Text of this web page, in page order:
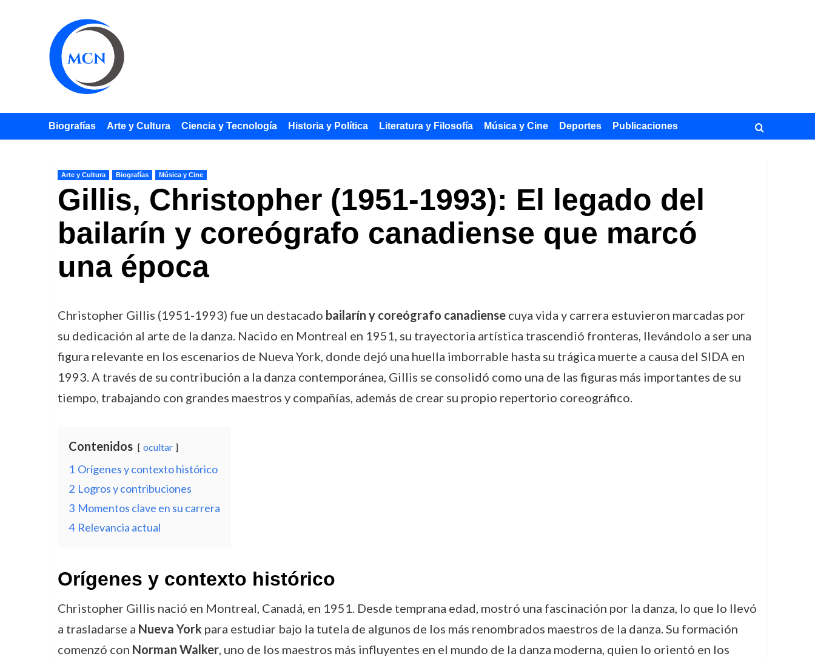
Biografías Arte y Cultura Ciencia y Tecnología Historia y Política Literatura y Filosofía Música y Cine Deportes Publicaciones
Arte y Cultura Biografías Música y Cine
Gillis, Christopher (1951-1993): El legado del
bailarín y coreógrafo canadiense que marcó
una época
Christopher Gillis (1951-1993) fue un destacado bailarín y coreógrafo canadiensecuya vida y carrera estuvieron marcadas por
su dedicación al arte de la danza. Nacido en Montreal en 1951, su trayectoria artística trascendió fronteras, llevándolo a ser una
figura relevante en los escenarios de Nueva York, donde dejó una huella imborrable hasta su trágica muerte a causa del SIDA en
1993. A través de su contribución a la danza contemporánea, Gillis se consolidó como una de las figuras más importantes de su
tiempo, trabajando con grandes maestros y compañías, además de crear su propio repertorio coreográfico.
Contenidos ocultar
1 Orígenes y contexto histórico
2 Logros y contribuciones
3 Momentos clave en su carrera
4 Relevancia actual
Orígenes y contexto histórico
Christopher Gillis nació en Montreal, Canadá, en 1951. Desde temprana edad, mostró una fascinación por la danza, lo que lo llevó
a trasladarse a Nueva York para estudiar bajo la tutela de algunos de los más renombrados maestros de la danza. Su formación
comenzó con Norman Walker, uno de los maestros más influyentes en el mundo de la danza moderna, quien lo orientó en los